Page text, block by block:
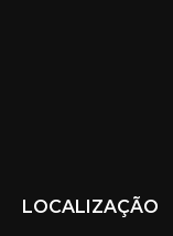
LOCALIZAÇÃO